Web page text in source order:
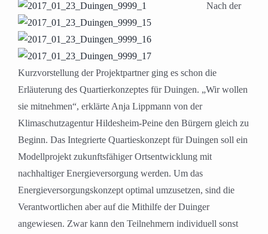
Nach der
Kurzvorstellung der Projektpartner ging es schon die
Erläuterung des Quartierkonzeptes für Duingen. „Wir wollen
sie mitnehmen“, erklärte Anja Lippmann von der
Klimaschutzagentur Hildesheim-Peine den Bürgern gleich zu
Beginn. Das Integrierte Quartieskonzept für Duingen soll ein
Modellprojekt zukunftsfähiger Ortsentwicklung mit
nachhaltiger Energieversorgung werden. Um das
Energieversorgungskonzept optimal umzusetzen, sind die
Verantwortlichen aber auf die Mithilfe der Duinger
angewiesen. Zwar kann den Teilnehmern individuell sonst